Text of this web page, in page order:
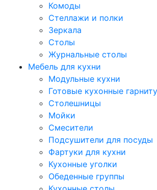
Комоды
Стеллажи и полки
Зеркала
Столы
Журнальные столы
Мебель для кухни
Модульные кухни
Готовые кухонные
Столешницы
Мойки
Смесители
Подсушители для посуды
Фартуки для кухни
Кухонные уголки
Обеденные группы